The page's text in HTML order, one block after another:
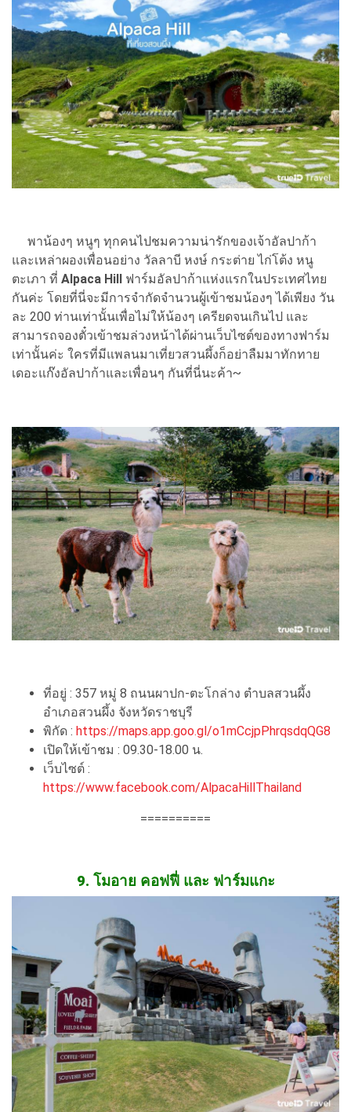
พาน้องๆ หนูๆ ทุกคนไปชมความน่ารักของเจ้าอัลปาก้า
และเหล่าผองเพื่อนอย่าง วัลลาบี หงษ์ กระต่าย ไก่โต้ง หนู
ตะเภา ที่ Alpaca Hill ฟาร์มอัลปาก้าแห่งแรกในประเทศไทย
กันค่ะ โดยที่นี่จะมีการจำกัดจำนวนผู้เข้าชมน้องๆ ได้เพียง วัน
ละ 200 ท่านเท่านั้นเพื่อไม่ให้น้องๆ เครียดจนเกินไป และ
สามารถจองตั๋วเข้าชมล่วงหน้าได้ผ่านเว็บไซต์ของทางฟาร์ม
เท่านั้นค่ะ ใครที่มีแพลนมาเที่ยวสวนผึ้งก็อย่าลืมมาทักทาย
เดอะแก๊งอัลปาก้าและเพื่อนๆ กันที่นี่นะค้า~
ที่อยู่ : 357 หมู่ 8 ถนนผาปก-ตะโกล่าง ตำบลสวนผึ้ง
อำเภอสวนผึ้ง จังหวัดราชบุรี
พิกัด : https://maps.app.goo.gl/o1mCcjpPhrqsdqQG8
เปิดให้เข้าชม : 09.30-18.00 น.
เว็บไซต์ :
https://www.facebook.com/AlpacaHillThailand
==========
9. โมอาย คอฟฟี่ และ ฟาร์มแกะ